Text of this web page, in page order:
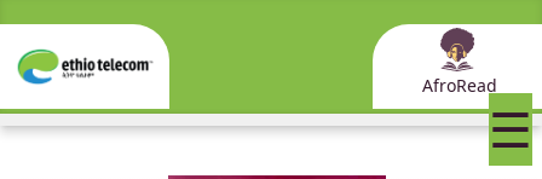
AfroRead
☰